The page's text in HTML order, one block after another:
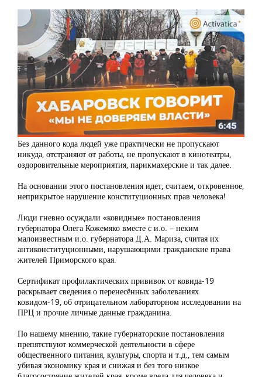
Без данного кода людей уже практически не пропускают
никуда, отстраняют от работы, не пропускают в кинотеатры,
оздоровительные мероприятия, парикмахерские и так далее.
На основании этого постановления идет, считаем, откровенное,
неприкрытое нарушение конституционных прав человека!
Люди гневно осуждали «ковидные» постановления
губернатора Олега Кожемяко вместе с и.о. – неким
малоизвестным и.о. губернатора Д.А. Мариза, считая их
антиконституционными, нарушающими гражданские права
жителей Приморского края.
Сертификат профилактических прививок от ковида-19
раскрывает сведения о перенесённых заболеваниях
ковидом-19, об отрицательном лабораторном исследовании на
ПРЦ и прочие личные данные гражданина.
По нашему мнению, такие губернаторские постановления
препятствуют коммерческой деятельности в сфере
общественного питания, культуры, спорта и т.д., тем самым
убивая экономику края и снижая и без того низкое